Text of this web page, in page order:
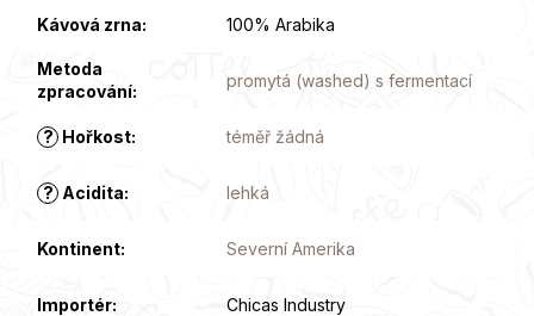
Kávová zrna: 100% Arabika
Metoda
zpracování:
promytá (washed) s fermentací
? Hořkost: téměř žádná
? Acidita: lehká
Kontinent: Severní Amerika
Importér: Chicas Industry